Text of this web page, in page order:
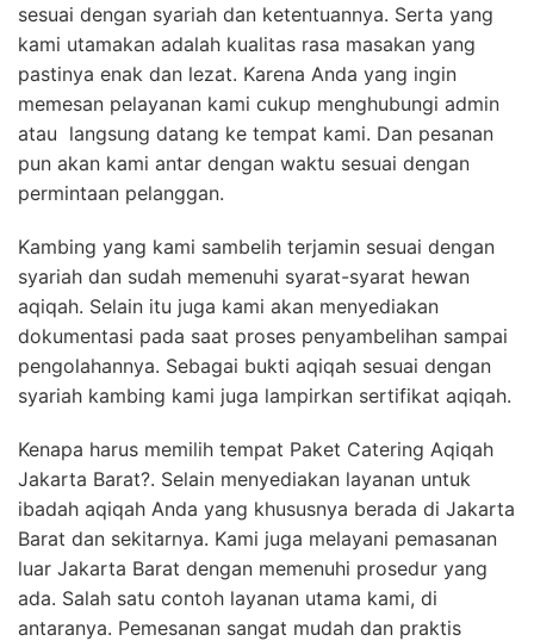
sesuai dengan syariah dan ketentuannya. Serta yang
kami utamakan adalah kualitas rasa masakan yang
pastinya enak dan lezat. Karena Anda yang ingin
memesan pelayanan kami cukup menghubungi admin
atau langsung datang ke tempat kami. Dan pesanan
pun akan kami antar dengan waktu sesuai dengan
permintaan pelanggan.
Kambing yang kami sambelih terjamin sesuai dengan
syariah dan sudah memenuhi syarat-syarat hewan
aqiqah. Selain itu juga kami akan menyediakan
dokumentasi pada saat proses penyambelihan sampai
pengolahannya. Sebagai bukti aqiqah sesuai dengan
syariah kambing kami juga lampirkan sertifikat aqiqah.
Kenapa harus memilih tempat Paket Catering Aqiqah
Jakarta Barat?. Selain menyediakan layanan untuk
ibadah aqiqah Anda yang khususnya berada di Jakarta
Barat dan sekitarnya. Kami juga melayani pemasanan
luar Jakarta Barat dengan memenuhi prosedur yang
ada. Salah satu contoh layanan utama kami, di
antaranya. Pemesanan sangat mudah dan praktis